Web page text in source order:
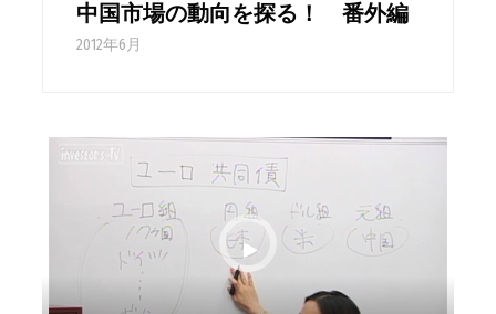
中国市場の動向を探る！ 番外編
2012年6月